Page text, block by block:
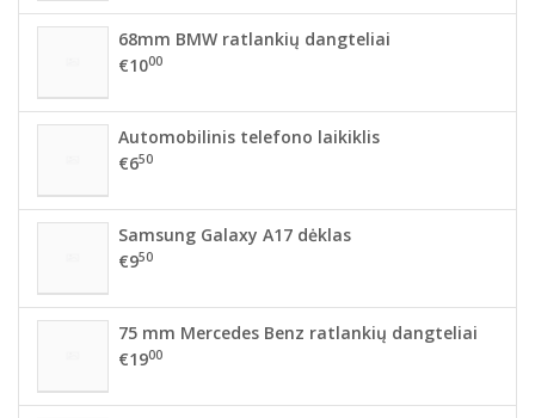
68mm BMW ratlankių dangteliai
€1000
Automobilinis telefono laikiklis
€650
Samsung Galaxy A17 dėklas
€950
75 mm Mercedes Benz ratlankių dangteliai
€1900